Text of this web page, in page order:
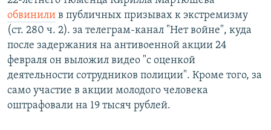
обвинили в публичных призывах к экстремизму
(ст. 280 ч. 2). за телеграм-канал "Нет войне", куда
после задержания на антивоенной акции 24
февраля он выложил видео "с оценкой
деятельности сотрудников полиции". Кроме того, за
само участие в акции молодого человека
оштрафовали на 19 тысяч рублей.